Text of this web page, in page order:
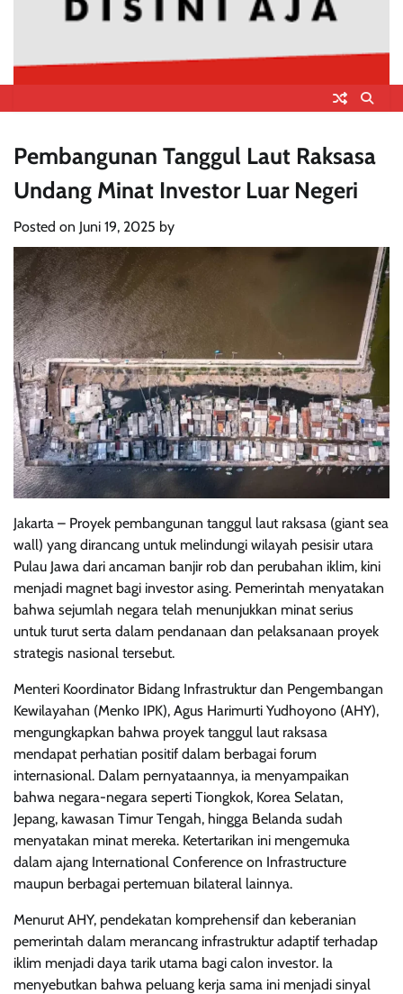
Pembangunan Tanggul Laut Raksasa
Undang Minat Investor Luar Negeri
Posted on Juni 19, 2025 by
Jakarta – Proyek pembangunan tanggul laut raksasa (giant sea
wall) yang dirancang untuk melindungi wilayah pesisir utara
Pulau Jawa dari ancaman banjir rob dan perubahan iklim, kini
menjadi magnet bagi investor asing. Pemerintah menyatakan
bahwa sejumlah negara telah menunjukkan minat serius
untuk turut serta dalam pendanaan dan pelaksanaan proyek
strategis nasional tersebut.
Menteri Koordinator Bidang Infrastruktur dan Pengembangan
Kewilayahan (Menko IPK), Agus Harimurti Yudhoyono (AHY),
mengungkapkan bahwa proyek tanggul laut raksasa
mendapat perhatian positif dalam berbagai forum
internasional. Dalam pernyataannya, ia menyampaikan
bahwa negara-negara seperti Tiongkok, Korea Selatan,
Jepang, kawasan Timur Tengah, hingga Belanda sudah
menyatakan minat mereka. Ketertarikan ini mengemuka
dalam ajang International Conference on Infrastructure
maupun berbagai pertemuan bilateral lainnya.
Menurut AHY, pendekatan komprehensif dan keberanian
pemerintah dalam merancang infrastruktur adaptif terhadap
iklim menjadi daya tarik utama bagi calon investor. Ia
menyebutkan bahwa peluang kerja sama ini menjadi sinyal